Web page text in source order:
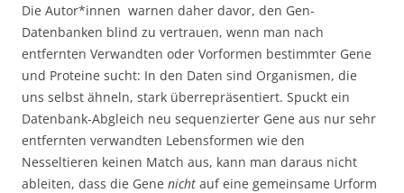
Die Autor*innen warnen daher davor, den Gen-
Datenbanken blind zu vertrauen, wenn man nach
entfernten Verwandten oder Vorformen bestimmter Gene
und Proteine sucht: In den Daten sind Organismen, die
uns selbst ähneln, stark überrepräsentiert. Spuckt ein
Datenbank-Abgleich neu sequenzierter Gene aus nur sehr
entfernten verwandten Lebensformen wie den
Nesseltieren keinen Match aus, kann man daraus nicht
ableiten, dass die Gene nicht auf eine gemeinsame Urform